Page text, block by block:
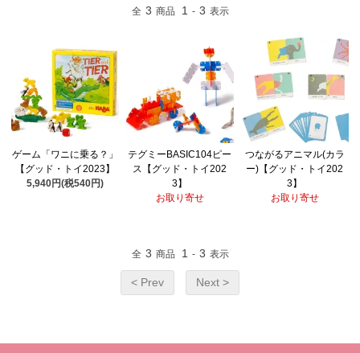
全 3 商品 1 - 3 表示
ゲーム「ワニに乗る？」
【グッド・トイ2023】
5,940円(税540円)
テグミーBASIC104ピー
ス【グッド・トイ202
3】
お取り寄せ
つながるアニマル(カラ
ー)【グッド・トイ202
3】
お取り寄せ
全 3 商品 1 - 3 表示
< Prev Next >